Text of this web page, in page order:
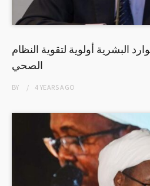
البشرية أولوية لتقوية النظام
الصحي
BY 4 YEARSAGO